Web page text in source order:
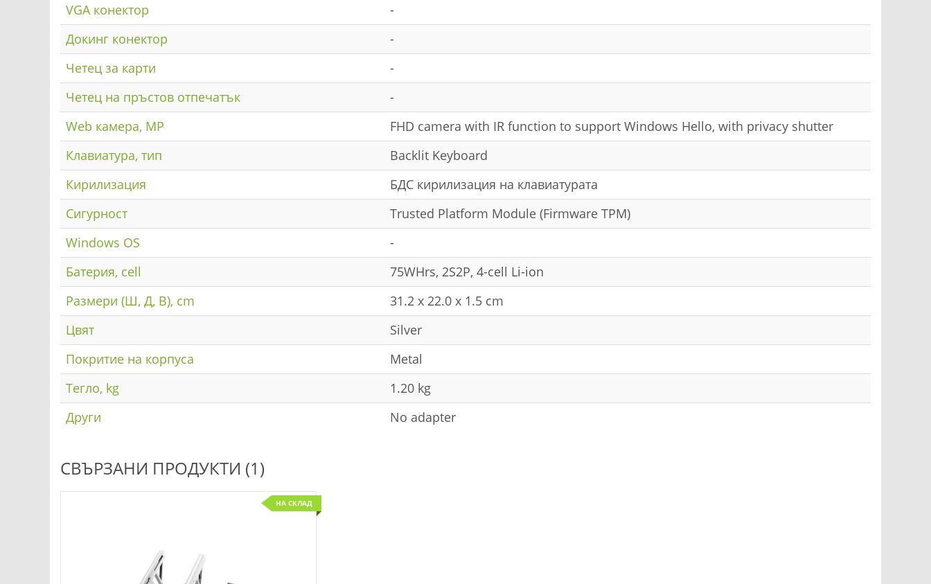
VGA конектор
-
Докинг конектор
-
Четец за карти
-
Четец на пръстов отпечатък
-
Web камера, MP
FHD camera with IR function to support Windows Hello, with privacy shutter
Клавиатура, тип
Backlit Keyboard
Кирилизация
БДС кирилизация на клавиатурата
Сигурност
Trusted Platform Module (Firmware TPM)
Windows OS
-
Батерия, cell
75WHrs, 2S2P, 4-cell Li-ion
Размери (Ш, Д, В), cm
31.2 x 22.0 x 1.5 cm
Цвят
Silver
Покритие на корпуса
Metal
Тегло, kg
1.20 kg
Други
No adapter
СВЪРЗАНИ ПРОДУКТИ (1)
НА СКЛАД